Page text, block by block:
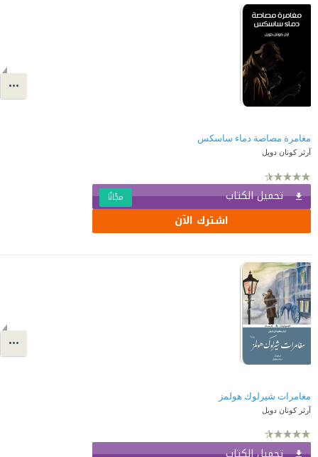
مغامرة مصاصة دماء ساسكس
آرثر كونان دويل
تحميل الكتاب مجّانًا
اشترك الآن
مغامرات شيرلوك هولمز
آرثر كونان دويل